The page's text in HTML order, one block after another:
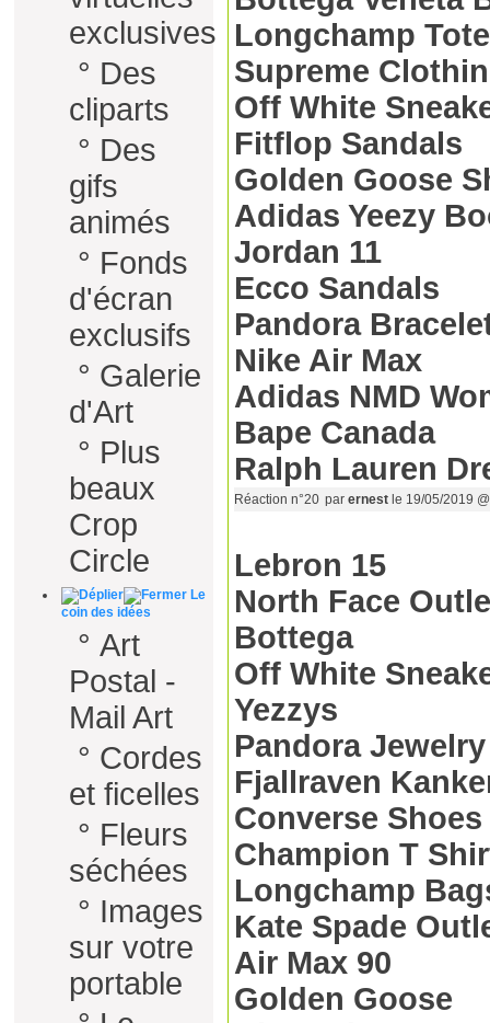
exclusives
° Des
cliparts
° Des
gifs
animés
° Fonds
d'écran
exclusifs
° Galerie
d'Art
° Plus
beaux
Crop
Circle
Le
coin des idées
° Art
Postal -
Mail Art
° Cordes
et ficelles
° Fleurs
séchées
° Images
sur votre
portable
Longchamp Tote
Supreme
Off White
Fitflop Sandals
Golden Goose
Adidas Yeezy
Jordan 11
Ecco Sandals
Pandora
Nike Air Max
Adidas NMD
Bape Canada
Ralph Lauren
Réaction n°20 par ernest le 19/05/2019
Lebron 15
North Face
Bottega
Off White
Yezzys
Pandora Jewelry
Fjallraven
Converse Shoes
Champion T
Longchamp
Kate Spade
Air Max 90
Golden Goose